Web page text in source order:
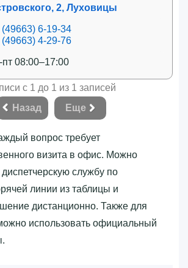
2, Луховицы
(49663) 6-19-34
(49663) 4-29-76
пт 08:00–17:00
с 1 до 1 из 1 записей
Назад
Еще
вопрос требует
визита в офис. Можно
диспетчерскую службу по
линии из таблицы и
дистанционно. Также для
использовать официальный